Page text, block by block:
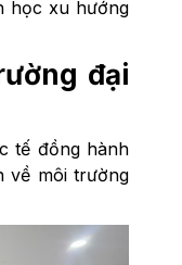
học xu hướng
đại
tế đồng hành
về môi trường